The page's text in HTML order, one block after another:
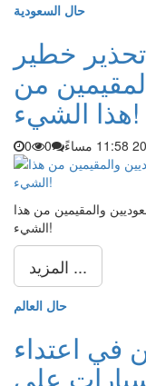
حال السعودية
خطير
من
هذا الشيء!
0
0
والمقيمين من هذا
الشيء!
المزيد ...
حال العالم
في اعتداء
على